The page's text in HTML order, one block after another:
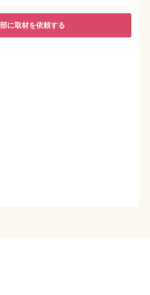
に取材を依頼する